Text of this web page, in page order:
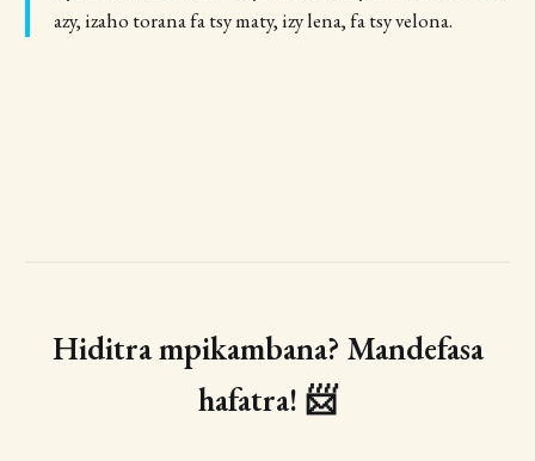
azy, izaho torana fa tsy maty, izy lena, fa tsy velona.
Hiditra mpikambana? Mandefasa
hafatra! 📨